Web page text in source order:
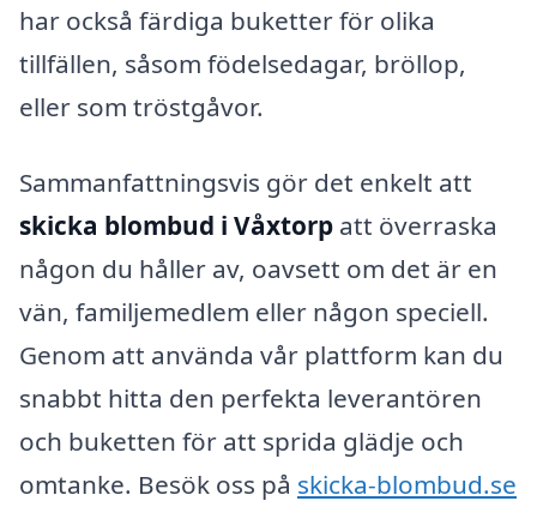
har också färdiga buketter för olika
tillfällen, såsom födelsedagar, bröllop,
eller som tröstgåvor.
Sammanfattningsvis gör det enkelt att
skicka blombud i Våxtorp att överraska
någon du håller av, oavsett om det är en
vän, familjemedlem eller någon speciell.
Genom att använda vår plattform kan du
snabbt hitta den perfekta leverantören
och buketten för att sprida glädje och
omtanke. Besök oss på skicka-blombud.se